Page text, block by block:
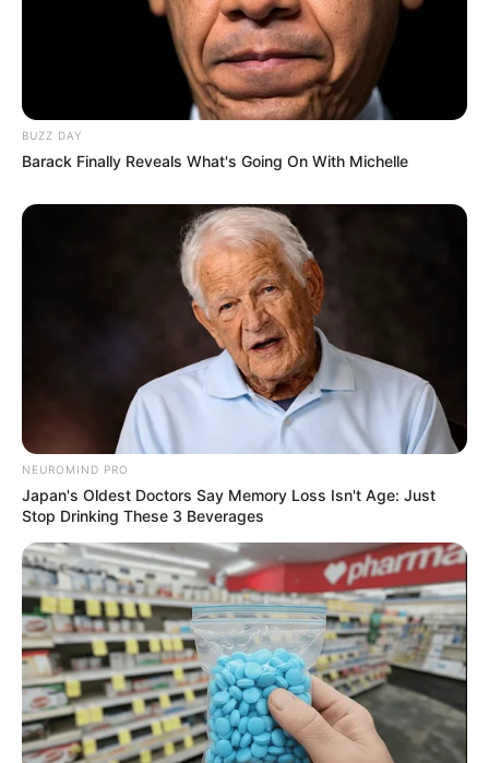
BUZZ DAY
Barack Finally Reveals What's Going On With Michelle
NEUROMIND PRO
Japan's Oldest Doctors Say Memory Loss Isn't Age: Just
Stop Drinking These 3 Beverages